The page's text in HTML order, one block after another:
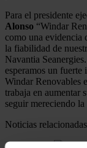
Para el presidente
Alonso “Windar
como una evidencia
la fiabilidad de
Navantia
esperamos un
Windar Renovables
trabaja en aumentar
seguir mereciendo
Noticias relacionadas